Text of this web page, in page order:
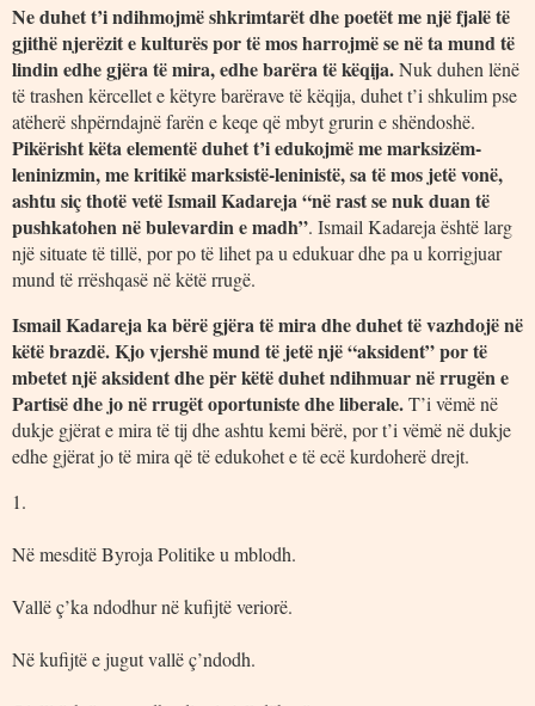
Ne duhet t’i ndihmojmë shkrimtarët dhe poetët me një fjalë të
gjithë njerëzit e kulturës por të mos harrojmë se në ta mund të
lindin edhe gjëra të mira, edhe barëra të këqija.Nuk duhen lënë
të trashen kërcellet e këtyre barërave të këqija, duhet t’i shkulim pse
atëherë shpërndajnë farën e keqe që mbyt grurin e shëndoshë.
Pikërisht këta elementë duhet t’i edukojmë me marksizëm-
leninizmin, me kritikë marksistë-leninistë, sa të mos jetë vonë,
ashtu siç thotë vetë Ismail Kadareja “në rast se nuk duan të
pushkatohen në bulevardin e madh”. Ismail Kadareja është larg
një situate të tillë, por po të lihet pa u edukuar dhe pa u korrigjuar
mund të rrëshqasë në këtë rrugë.
Ismail Kadareja ka bërë gjëra të mira dhe duhet të vazhdojë në
këtë brazdë. Kjo vjershë mund të jetë një “aksident” por të
mbetet një aksident dhe për këtë duhet ndihmuar në rrugën e
Partisë dhe jo në rrugët oportuniste dhe liberale.T’i vëmë në
dukje gjërat e mira të tij dhe ashtu kemi bërë, por t’i vëmë në dukje
edhe gjërat jo të mira që të edukohet e të ecë kurdoherë drejt.
1.
Në mesditë Byroja Politike u mblodh.
Vallë ç’ka ndodhur në kufijtë veriorë.
Në kufijtë e jugut vallë ç’ndodh.